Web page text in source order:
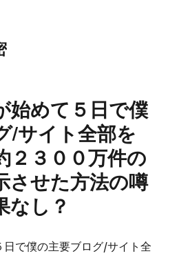
始めて５日で僕
/サイト全部を
２３００万件の
させた方法の噂
なし？
で僕の主要ブログ/サイト全